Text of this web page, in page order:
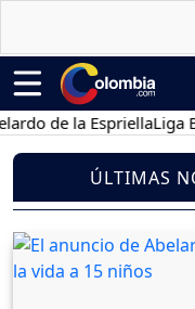
de la EspriellaLiga
ÚLTIMAS